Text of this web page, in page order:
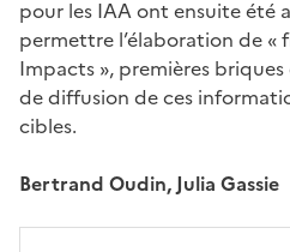
pour les IAA ont ensuite été
permettre l’élaboration de «
Impacts », premières
de diffusion de ces
cibles.
Bertrand Oudin, Julia Gassie